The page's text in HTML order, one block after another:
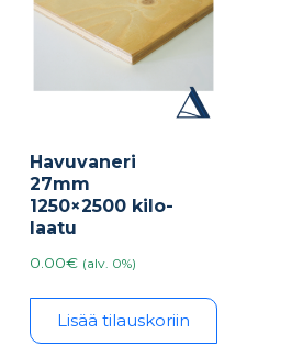
Havuvaneri
27mm
1250×2500 kilo-
laatu
0.00€ (alv. 0%)
Lisää tilauskoriin